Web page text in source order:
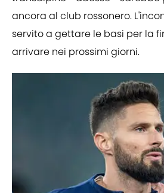
ancora al club rossonero.
servito a gettare le basi per la
arrivare nei prossimi giorni.